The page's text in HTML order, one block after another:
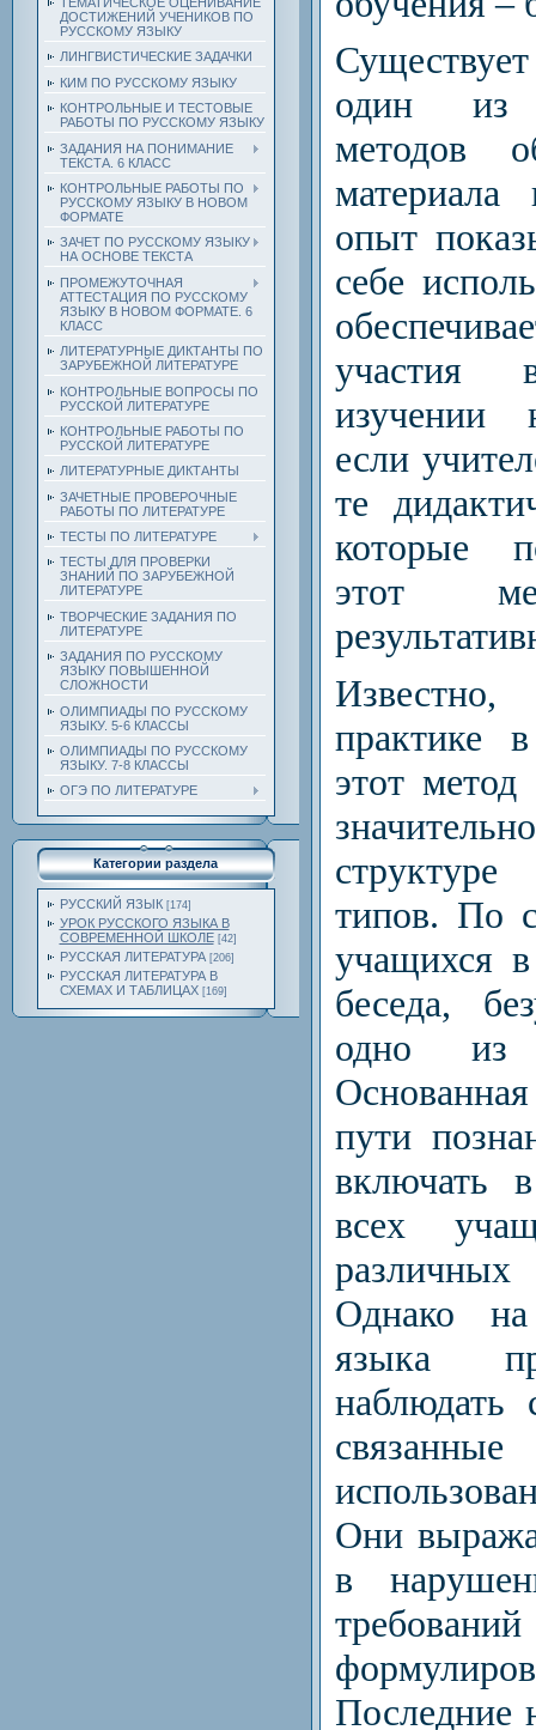
ДОСТИЖЕНИЙ УЧЕНИКОВ ПО
РУССКОМУ ЯЗЫКУ
ЛИНГВИСТИЧЕСКИЕ ЗАДАЧКИ
КИМ ПО РУССКОМУ ЯЗЫКУ
КОНТРОЛЬНЫЕ И ТЕСТОВЫЕ
РАБОТЫ ПО РУССКОМУ ЯЗЫКУ
ЗАДАНИЯ НА ПОНИМАНИЕ
ТЕКСТА. 6 КЛАСС
КОНТРОЛЬНЫЕ РАБОТЫ ПО
РУССКОМУ ЯЗЫКУ В НОВОМ
ФОРМАТЕ
ЗАЧЕТ ПО РУССКОМУ ЯЗЫКУ
НА ОСНОВЕ ТЕКСТА
ПРОМЕЖУТОЧНАЯ
АТТЕСТАЦИЯ ПО РУССКОМУ
ЯЗЫКУ В НОВОМ ФОРМАТЕ. 6
КЛАСС
ЛИТЕРАТУРНЫЕ ДИКТАНТЫ ПО
ЗАРУБЕЖНОЙ ЛИТЕРАТУРЕ
КОНТРОЛЬНЫЕ ВОПРОСЫ ПО
РУССКОЙ ЛИТЕРАТУРЕ
КОНТРОЛЬНЫЕ РАБОТЫ ПО
РУССКОЙ ЛИТЕРАТУРЕ
ЛИТЕРАТУРНЫЕ ДИКТАНТЫ
ЗАЧЕТНЫЕ ПРОВЕРОЧНЫЕ
РАБОТЫ ПО ЛИТЕРАТУРЕ
ТЕСТЫ ПО ЛИТЕРАТУРЕ
ТЕСТЫ ДЛЯ ПРОВЕРКИ
ЗНАНИЙ ПО ЗАРУБЕЖНОЙ
ЛИТЕРАТУРЕ
ТВОРЧЕСКИЕ ЗАДАНИЯ ПО
ЛИТЕРАТУРЕ
ЗАДАНИЯ ПО РУССКОМУ
ЯЗЫКУ ПОВЫШЕННОЙ
СЛОЖНОСТИ
ОЛИМПИАДЫ ПО РУССКОМУ
ЯЗЫКУ. 5-6 КЛАССЫ
ОЛИМПИАДЫ ПО РУССКОМУ
ЯЗЫКУ. 7-8 КЛАССЫ
ОГЭ ПО ЛИТЕРАТУРЕ
Категории раздела
РУССКИЙ ЯЗЫК [174]
УРОК РУССКОГО ЯЗЫКА В
СОВРЕМЕННОЙ ШКОЛЕ [42]
РУССКАЯ ЛИТЕРАТУРА [206]
РУССКАЯ ЛИТЕРАТУРА В
СХЕМАХ И ТАБЛИЦАХ [169]
один из
методов
опыт
себе
участия
изучении
если
те
которые
этот
практике
этот метод
типов. По
учащихся
беседа,
одно из
пути
включать
всех
Однако на
языка
наблюдать
Они
в
Последние